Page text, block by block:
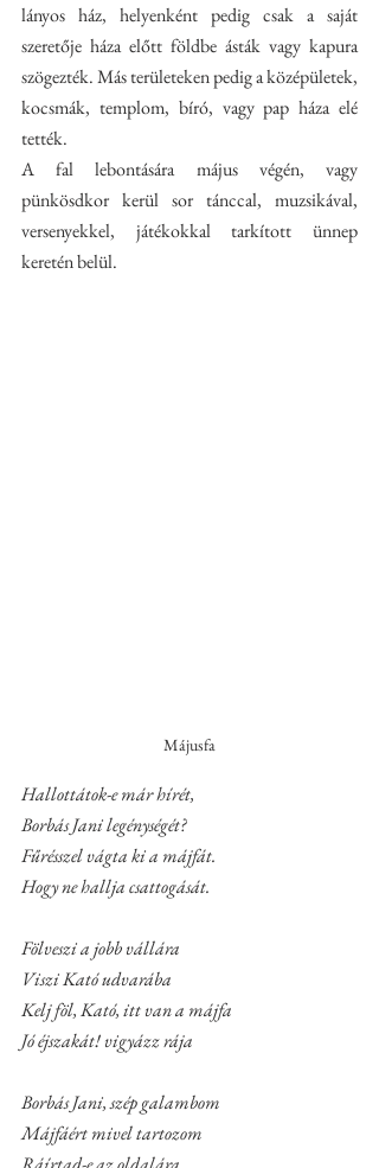
lányos ház, helyenként pedig csak a saját
szeretője háza előtt földbe ásták vagy kapura
szögezték. Más területeken pedig a középületek,
kocsmák, templom, bíró, vagy pap háza elé
tették.
A fal lebontására május végén, vagy
pünkösdkor kerül sor tánccal, muzsikával,
versenyekkel, játékokkal tarkított ünnep
keretén belül.
Májusfa
Hallottátok-e már hírét,
Borbás Jani legénységét?
Fűrésszel vágta ki a májfát.
Hogy ne hallja csattogását.
Fölveszi a jobb vállára
Viszi Kató udvarába
Kelj föl, Kató, itt van a májfa
Jó éjszakát! vigyázz rája
Borbás Jani, szép galambom
Májfáért mivel tartozom